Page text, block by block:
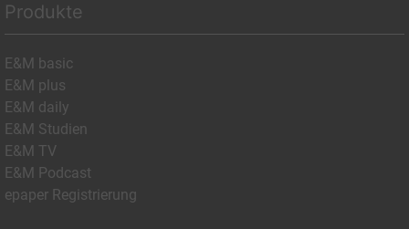
Produkte
E&M basic
E&M plus
E&M daily
E&M Studien
E&M TV
E&M Podcast
epaper Registrierung